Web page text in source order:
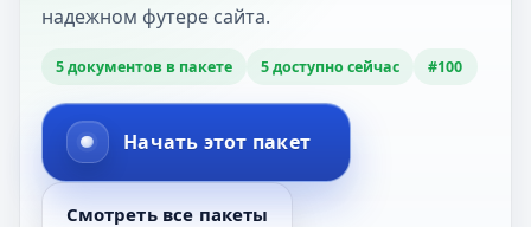
надежном футере сайта.
5документов в пакете 5доступно сейчас #100
Начать этот пакет
Смотреть все пакеты